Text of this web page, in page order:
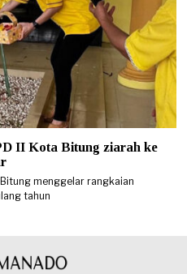
II Kota Bitung ziarah ke
menggelar rangkaian
tahun